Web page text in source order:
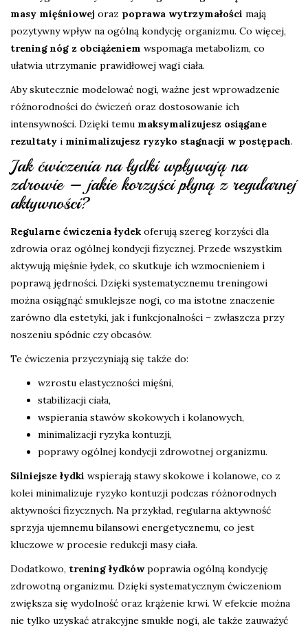
masy mięśniowej oraz poprawa wytrzymałości mają
pozytywny wpływ na ogólną kondycję organizmu. Co więcej,
trening nóg z obciążeniem wspomaga metabolizm, co
ułatwia utrzymanie prawidłowej wagi ciała.
Aby skutecznie modelować nogi, ważne jest wprowadzenie
różnorodności do ćwiczeń oraz dostosowanie ich
intensywności. Dzięki temu maksymalizujesz osiągane
rezultaty i minimalizujesz ryzyko stagnacji w postępach.
Jak ćwiczenia na łydki wpływają na
zdrowie – jakie korzyści płyną z regularnej
aktywności?
Regularne ćwiczenia łydek oferują szereg korzyści dla
zdrowia oraz ogólnej kondycji fizycznej. Przede wszystkim
aktywują mięśnie łydek, co skutkuje ich wzmocnieniem i
poprawą jędrności. Dzięki systematycznemu treningowi
można osiągnąć smuklejsze nogi, co ma istotne znaczenie
zarówno dla estetyki, jak i funkcjonalności – zwłaszcza przy
noszeniu spódnic czy obcasów.
Te ćwiczenia przyczyniają się także do:
wzrostu elastyczności mięśni,
stabilizacji ciała,
wspierania stawów skokowych i kolanowych,
minimalizacji ryzyka kontuzji,
poprawy ogólnej kondycji zdrowotnej organizmu.
Silniejsze łydki wspierają stawy skokowe i kolanowe, co z
kolei minimalizuje ryzyko kontuzji podczas różnorodnych
aktywności fizycznych. Na przykład, regularna aktywność
sprzyja ujemnemu bilansowi energetycznemu, co jest
kluczowe w procesie redukcji masy ciała.
Dodatkowo, trening łydkówpoprawia ogólną kondycję
zdrowotną organizmu. Dzięki systematycznym ćwiczeniom
zwiększa się wydolność oraz krążenie krwi. W efekcie można
nie tylko uzyskać atrakcyjne smukłe nogi, ale także zauważyć